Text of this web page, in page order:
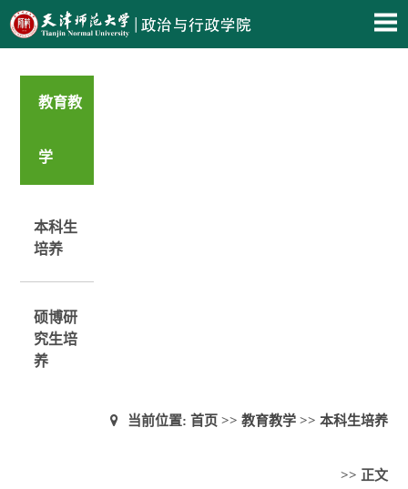
教育教
学
本科生
培养
硕博研
究生培
养
当前位置: 首页 >> 教育教学>> 本科生培养
>> 正文